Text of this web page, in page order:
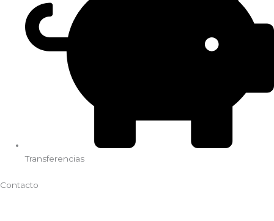
Transferencias
Contacto